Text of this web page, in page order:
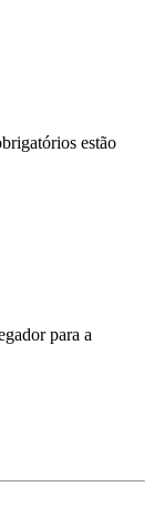
estão
para a